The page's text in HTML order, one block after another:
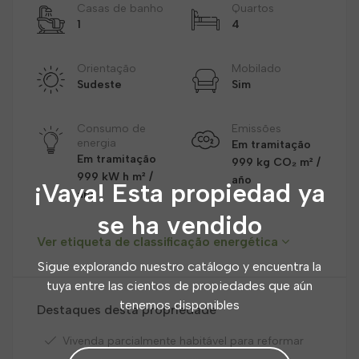
¡Vaya! Esta propiedad ya
se ha vendido
Sigue explorando nuestro catálogo y encuentra la
tuya entre las cientos de propiedades que aún
tenemos disponibles
Casas de banho
1
Quartos
4
Orientação
Sudeste
Mobilado
Sim
Consumo de
energia
Em tramitação
999 kW h m² /
año
Emissões
Em tramitação
999 kg CO₂ m² /
año
Ver etiqueta de classificação energética
Destaques desta propriedade
Vivenda parcialmente habitável para reformar